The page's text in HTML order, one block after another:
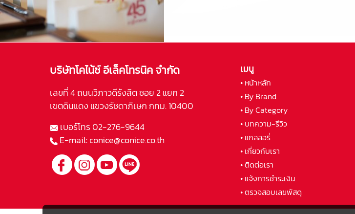
บริษัทโคไน้ซ์ อีเล็คโทรนิค จำกัด
เลขที่ 4 ถนนวิภาวดีรังสิต ซอย 2 แยก 2
เขตดินแดง แขวงรัชดาภิเษก กทม. 10400
เบอร์โทร02-276-9644
E-mail:conice@conice.co.th
เมนู
• หน้าหลัก
• By Brand
• By Category
• บทความ-รีวิว
• แกลลอรี่
• เกี่ยวกับเรา
• ติดต่อเรา
• แจ้งการชำระเงิน
• ตรวจสอบเลขพัสดุ